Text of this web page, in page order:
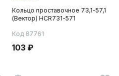
Кольцо проставочное 73,1-57,1
(Вектор) HCR731-571
Код 87761
103 ₽